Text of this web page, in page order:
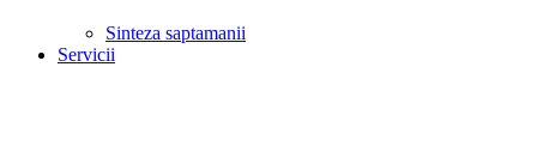
Sinteza saptamanii
Servicii